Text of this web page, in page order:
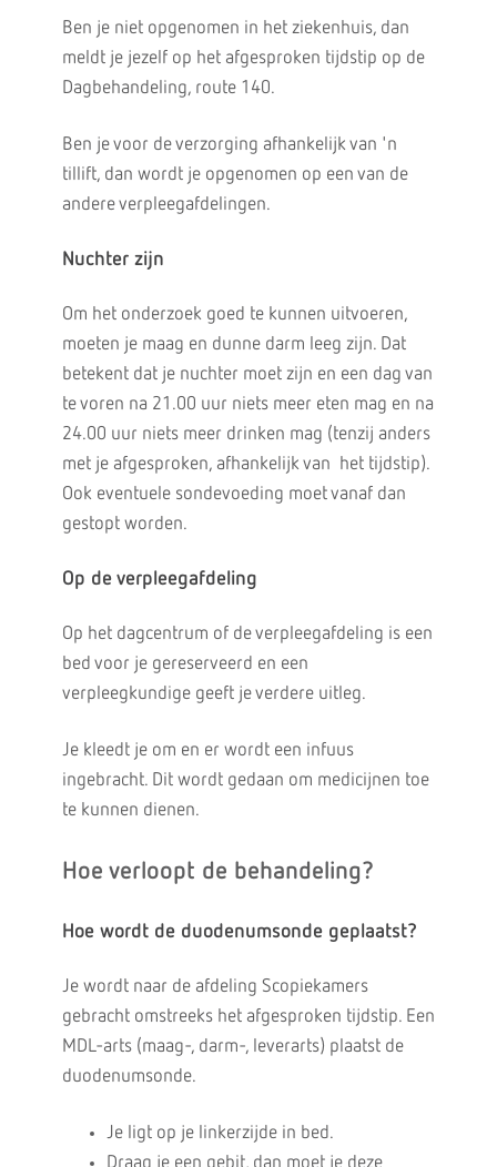
Ben je niet opgenomen in het ziekenhuis, dan
meldt je jezelf op het afgesproken tijdstip op de
Dagbehandeling, route 140.
Ben je voor de verzorging afhankelijk van 'n
tillift, dan wordt je opgenomen op een van de
andere verpleegafdelingen.
Nuchter zijn
Om het onderzoek goed te kunnen uitvoeren,
moeten je maag en dunne darm leeg zijn. Dat
betekent dat je nuchter moet zijn en een dag van
te voren na 21.00 uur niets meer eten mag en na
24.00 uur niets meer drinken mag (tenzij anders
met je afgesproken, afhankelijk van het tijdstip).
Ook eventuele sondevoeding moet vanaf dan
gestopt worden.
Op de verpleegafdeling
Op het dagcentrum of de verpleegafdeling is een
bed voor je gereserveerd en een
verpleegkundige geeft je verdere uitleg.
Je kleedt je om en er wordt een infuus
ingebracht. Dit wordt gedaan om medicijnen toe
te kunnen dienen.
Hoe verloopt de behandeling?
Hoe wordt de duodenumsonde geplaatst?
Je wordt naar de afdeling Scopiekamers
gebracht omstreeks het afgesproken tijdstip. Een
MDL-arts (maag-, darm-, leverarts) plaatst de
duodenumsonde.
Je ligt op je linkerzijde in bed.
Draag je een gebit, dan moet je deze